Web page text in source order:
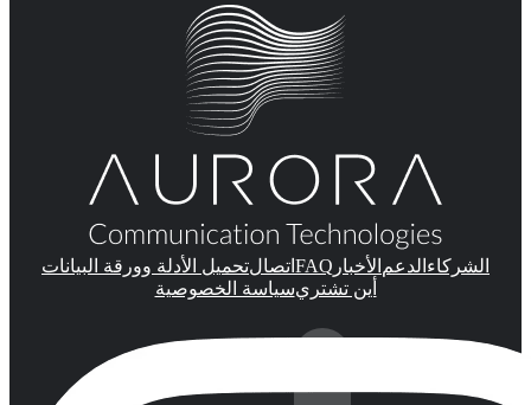
الشركاء الدعم الأخبار FAQ اتصالتحميل الأدلة وورقة البيانات
أين تشتريسياسة الخصوصية